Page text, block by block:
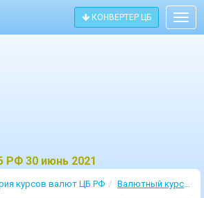
КОНВЕРТЕР ЦБ
РФ 30 июнь 2021
курсов валют ЦБ РФ Валютный курс 30 Июнь 2021